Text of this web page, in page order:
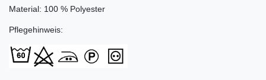
Material: 100 % Polyester
Pflegehinweis: